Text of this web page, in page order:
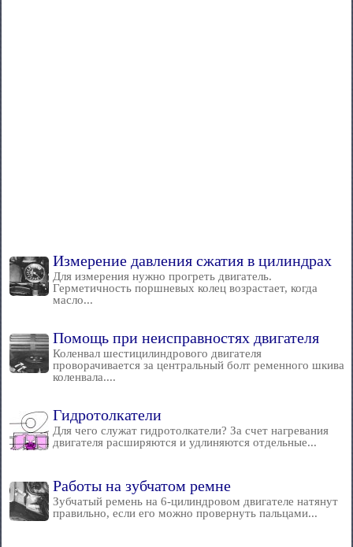
Измерение давления сжатия в цилиндрах
Для измерения нужно прогреть двигатель.
Герметичность поршневых колец возрастает, когда
масло...
Помощь при неисправностях двигателя
Коленвал шестицилиндрового двигателя
проворачивается за центральный болт ременного шкива
коленвала....
Гидротолкатели
Для чего служат гидротолкатели? За счет нагревания
двигателя расширяются и удлиняются отдельные...
Работы на зубчатом ремне
Зубчатый ремень на 6-цилиндровом двигателе натянут
правильно, если его можно провернуть пальцами...